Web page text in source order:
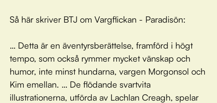
Så här skriver BTJ om Vargflickan - Paradisön:
… Detta är en äventyrsberättelse, framförd i högt
tempo, som också rymmer mycket vänskap och
humor, inte minst hundarna, vargen Morgonsol och
Kim emellan. … De flödande svartvita
illustrationerna, utförda av Lachlan Creagh, spelar